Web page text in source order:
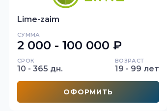
Lime-zaim
СУММА
2 000 - 100 000 ₽
СРОК
10 - 365 дн.
ВОЗРАСТ
19 - 99 лет
ОФОРМИТЬ